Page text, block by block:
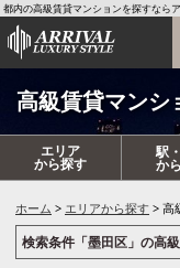
都内の高級賃貸マンションを探すなら
高級賃貸マンシ
エリア
から探す
駅
か
ホーム エリアから探す 高
検索条件「墨田区」の高